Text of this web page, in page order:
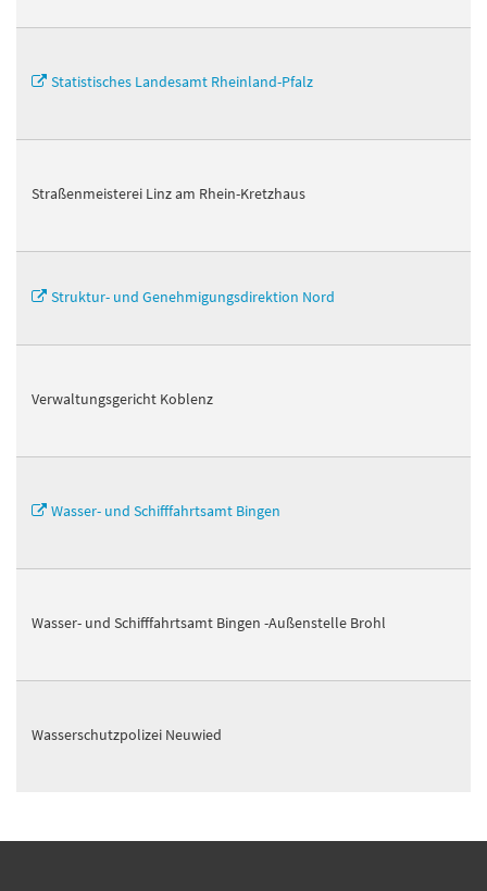
Statistisches Landesamt Rheinland-Pfalz
Straßenmeisterei Linz am Rhein-Kretzhaus
Struktur- und Genehmigungsdirektion Nord
Verwaltungsgericht Koblenz
Wasser- und Schifffahrtsamt Bingen
Wasser- und Schifffahrtsamt Bingen -Außenstelle Brohl
Wasserschutzpolizei Neuwied